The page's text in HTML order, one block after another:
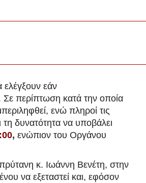
ελέγξουν εάν
περίπτωση κατά την οποία
ενώ πληροί τις
τη δυνατότητα να υποβάλει
, ενώπιον του Οργάνου
κ. Ιωάννη Βενέτη, στην
να εξεταστεί και, εφόσον